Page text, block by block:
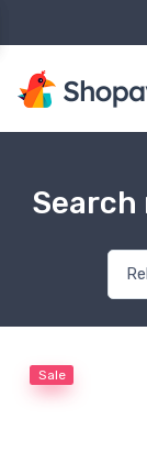
Search
Sale